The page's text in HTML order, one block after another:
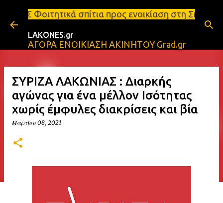
Μετάβαση στο κύριο περιεχόμενο
σπίτια προς ενοικίαση στη Σπάρτη Ενοικιάσεις
LAKONES.gr
ΑΓΟΡΑ ΕΝΟΙΚΙΑΣΗ ΑΚΙΝΗΤΟΥ Grad.gr
ΣΥΡΙΖΑ ΛΑΚΩΝΙΑΣ : Διαρκής
αγώνας για ένα μέλλον Ισότητας
χωρίς έμφυλες διακρίσεις και βία
Μαρτίου 08, 2021